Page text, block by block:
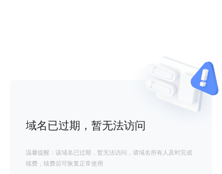
域名已过期，暂无法访问
温馨提醒：该域名已过期，暂无法访问，请域名所有人及时完成
续费，续费后可恢复正常使用